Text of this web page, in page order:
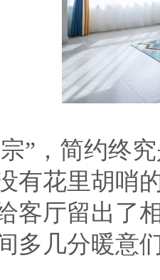
”，简约终
有花里胡哨
客厅留出了
多几分暖意